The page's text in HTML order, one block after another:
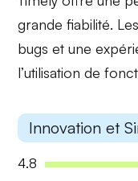
grandefiabilité.
bugs et une
l’utilisation de
Innovation et
4.8